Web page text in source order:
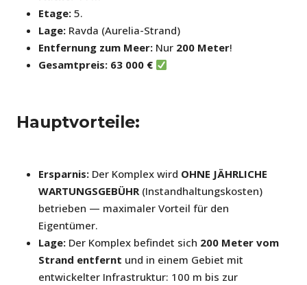
Etage: 5.
Lage: Ravda (Aurelia-Strand)
Entfernung zum Meer: Nur 200 Meter!
Gesamtpreis: 63 000 €
Hauptvorteile:
Ersparnis: Der Komplex wird OHNE JÄHRLICHE
WARTUNGSGEBÜHR(Instandhaltungskosten)
betrieben — maximaler Vorteil für den
Eigentümer.
Lage: Der Komplex befindet sich 200 Meter vom
Strand entfernt und in einem Gebiet mit
entwickelter Infrastruktur: 100 m bis zur